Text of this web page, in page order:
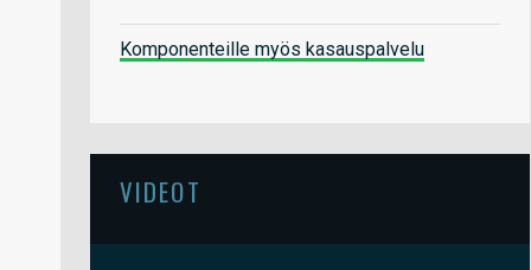
Komponenteille myös kasauspalvelu
VIDEOT